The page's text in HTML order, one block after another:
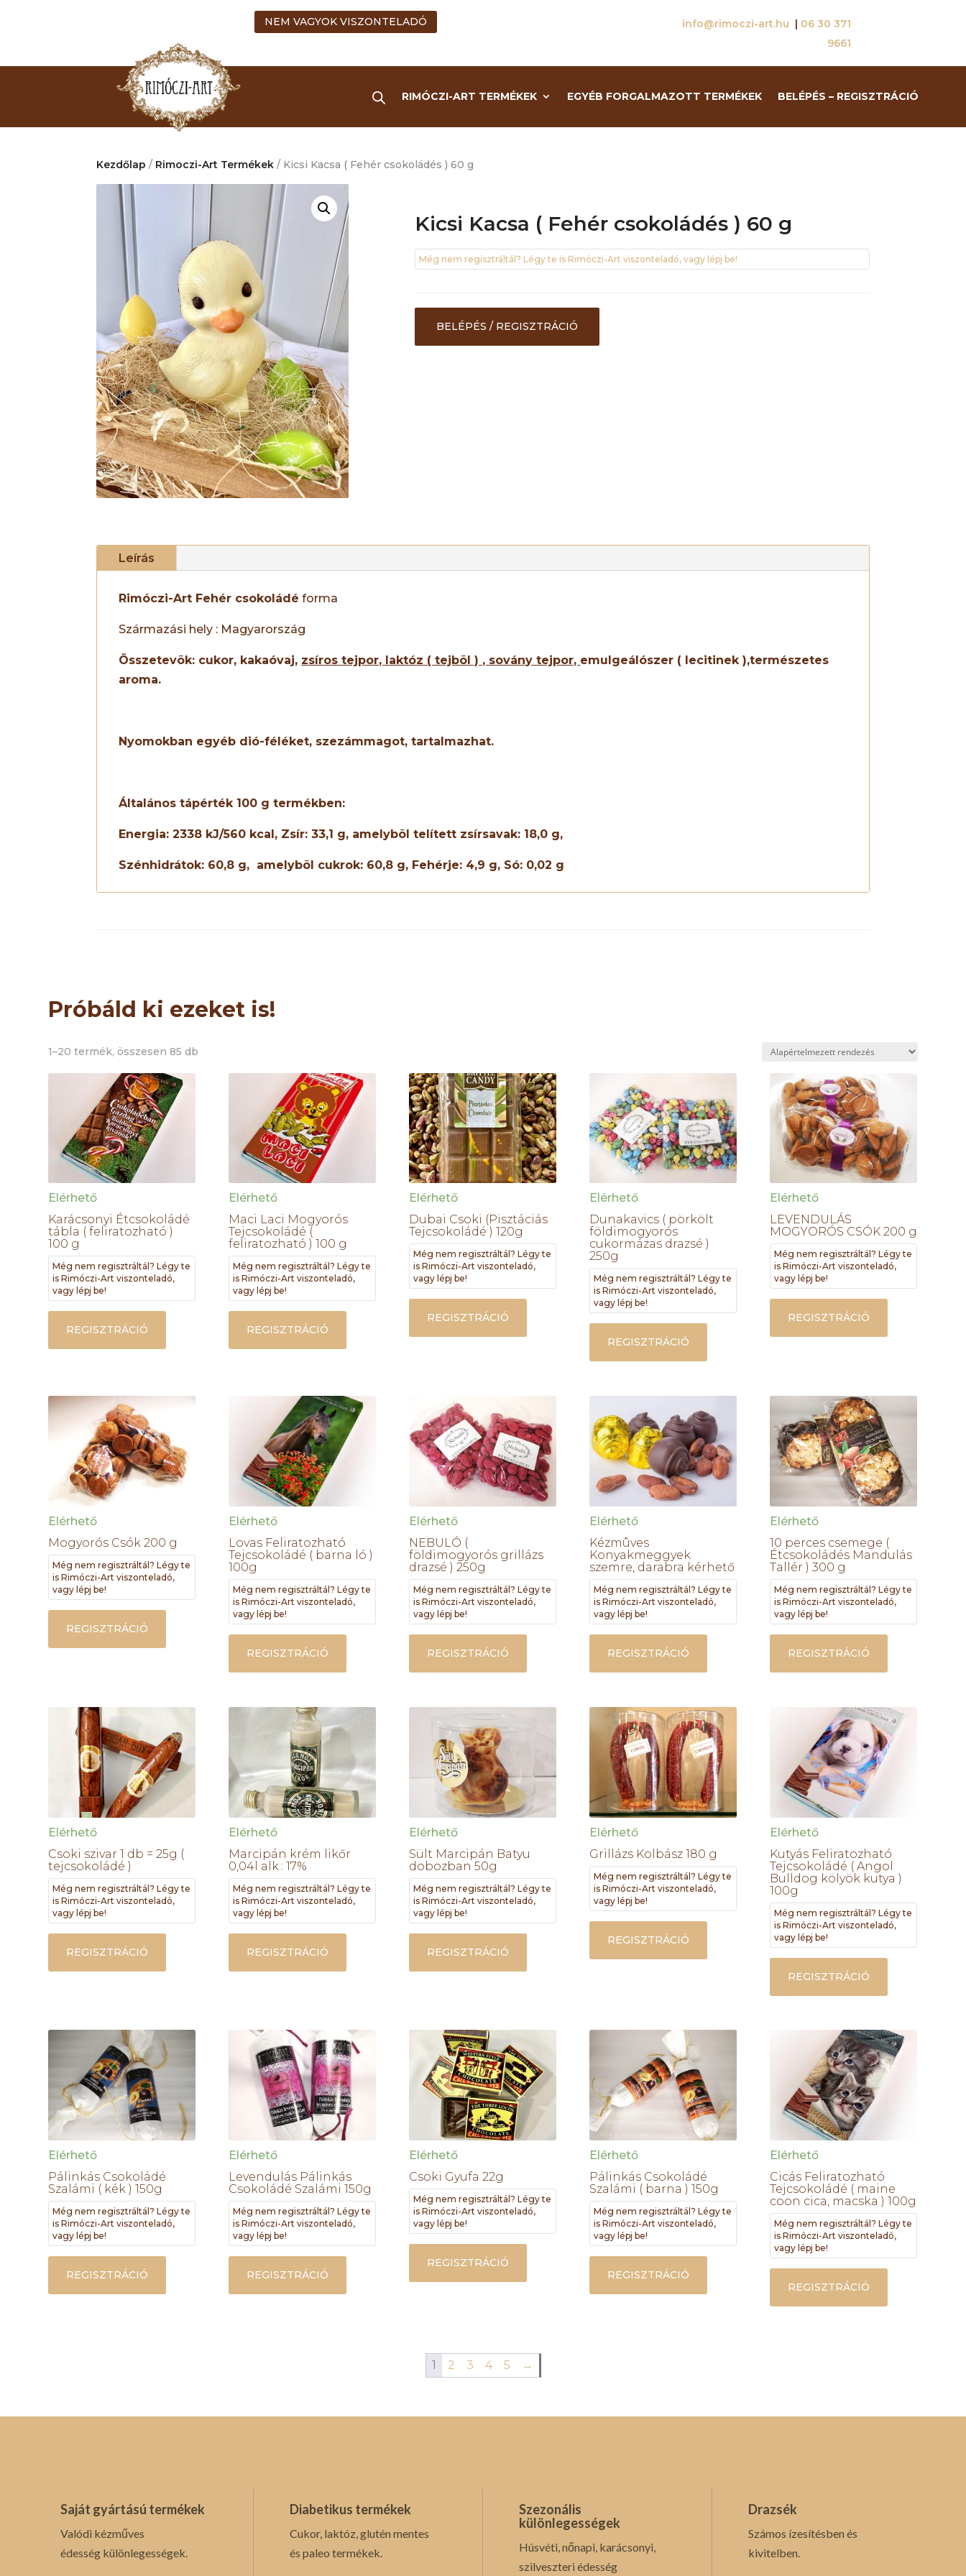
NEM VAGYOK VISZONTELADÓ info@rimoczi-art.hu | 06 30 371
9661
RIMÓCZI-ART TERMÉKEK EGYÉB FORGALMAZOTT TERMÉKEK BELÉPÉS – REGISZTRÁCIÓ
Kezdőlap / Rimoczi-Art Termékek / Kicsi Kacsa ( Fehér csokoládés ) 60 g
Kicsi Kacsa ( Fehér csokoládés ) 60 g
Még nem regisztráltál? Légy te is Rimóczi-Art viszonteladó, vagy lépj be!
BELÉPÉS / REGISZTRÁCIÓ
Leírás
Rimóczi-Art Fehér csokoládé forma
Származási hely : Magyarország
Összetevõk: cukor, kakaóvaj, zsíros tejpor, laktóz ( tejbõl ) , sovány tejpor, emulgeálószer ( lecitinek ),természetes
aroma.
Nyomokban egyéb dió-féléket, szezámmagot,tartalmazhat.
Általános tápérték 100 g termékben:
Energia: 2338 kJ/560 kcal, Zsír:33,1 g, amelybõl telített zsírsavak: 18,0 g,
Szénhidrátok: 60,8 g, amelybõl cukrok: 60,8 g, Fehérje: 4,9 g, Só: 0,02 g
Próbáld ki ezeket is!
1–20 termék, összesen 85 db
Elérhető
Karácsonyi Étcsokoládé
tábla ( feliratozható )
100 g
Még nem regisztráltál? Légy te
is Rimóczi-Art viszonteladó,
vagy lépj be!
REGISZTRÁCIÓ
Elérhető
Maci Laci Mogyorós
Tejcsokoládé (
feliratozható ) 100 g
Még nem regisztráltál? Légy te
is Rimóczi-Art viszonteladó,
vagy lépj be!
REGISZTRÁCIÓ
Elérhető
Dubai Csoki (Pisztáciás
Tejcsokoládé ) 120g
Még nem regisztráltál? Légy te
is Rimóczi-Art viszonteladó,
vagy lépj be!
REGISZTRÁCIÓ
Elérhető
Dunakavics ( pörkölt
földimogyorós
cukormázas drazsé )
250g
Még nem regisztráltál? Légy te
is Rimóczi-Art viszonteladó,
vagy lépj be!
REGISZTRÁCIÓ
Elérhető
LEVENDULÁS
MOGYORÓS CSÓK 200 g
Még nem regisztráltál? Légy te
is Rimóczi-Art viszonteladó,
vagy lépj be!
REGISZTRÁCIÓ
Elérhető
Mogyorós Csók 200 g
Még nem regisztráltál? Légy te
is Rimóczi-Art viszonteladó,
vagy lépj be!
REGISZTRÁCIÓ
Elérhető
Lovas Feliratozható
Tejcsokoládé ( barna ló )
100g
Még nem regisztráltál? Légy te
is Rimóczi-Art viszonteladó,
vagy lépj be!
REGISZTRÁCIÓ
Elérhető
NEBULÓ (
földimogyorós grillázs
drazsé ) 250g
Még nem regisztráltál? Légy te
is Rimóczi-Art viszonteladó,
vagy lépj be!
REGISZTRÁCIÓ
Elérhető
Kézmûves
Konyakmeggyek
szemre, darabra kérhető
Még nem regisztráltál? Légy te
is Rimóczi-Art viszonteladó,
vagy lépj be!
REGISZTRÁCIÓ
Elérhető
10 perces csemege (
Étcsokoládés Mandulás
Tallér ) 300 g
Még nem regisztráltál? Légy te
is Rimóczi-Art viszonteladó,
vagy lépj be!
REGISZTRÁCIÓ
Elérhető
Csoki szivar 1 db = 25g (
tejcsokoládé )
Még nem regisztráltál? Légy te
is Rimóczi-Art viszonteladó,
vagy lépj be!
REGISZTRÁCIÓ
Elérhető
Marcipán krém likőr
0,04l alk.: 17%
Még nem regisztráltál? Légy te
is Rimóczi-Art viszonteladó,
vagy lépj be!
REGISZTRÁCIÓ
Elérhető
Sült Marcipán Batyu
dobozban 50g
Még nem regisztráltál? Légy te
is Rimóczi-Art viszonteladó,
vagy lépj be!
REGISZTRÁCIÓ
Elérhető
Grillázs Kolbász 180 g
Még nem regisztráltál? Légy te
is Rimóczi-Art viszonteladó,
vagy lépj be!
REGISZTRÁCIÓ
Elérhető
Kutyás Feliratozható
Tejcsokoládé ( Angol
Bulldog kölyök kutya )
100g
Még nem regisztráltál? Légy te
is Rimóczi-Art viszonteladó,
vagy lépj be!
REGISZTRÁCIÓ
Elérhető
Pálinkás Csokoládé
Szalámi ( kék ) 150g
Még nem regisztráltál? Légy te
is Rimóczi-Art viszonteladó,
vagy lépj be!
REGISZTRÁCIÓ
Elérhető
Levendulás Pálinkás
Csokoládé Szalámi 150g
Még nem regisztráltál? Légy te
is Rimóczi-Art viszonteladó,
vagy lépj be!
REGISZTRÁCIÓ
Elérhető
Csoki Gyufa 22g
Még nem regisztráltál? Légy te
is Rimóczi-Art viszonteladó,
vagy lépj be!
REGISZTRÁCIÓ
Elérhető
Pálinkás Csokoládé
Szalámi ( barna ) 150g
Még nem regisztráltál? Légy te
is Rimóczi-Art viszonteladó,
vagy lépj be!
REGISZTRÁCIÓ
Elérhető
Cicás Feliratozható
Tejcsokoládé ( maine
coon cica, macska ) 100g
Még nem regisztráltál? Légy te
is Rimóczi-Art viszonteladó,
vagy lépj be!
REGISZTRÁCIÓ
1 2 3 4 5 →
Saját gyártású termékek
Valódi kézműves
édesség különlegességek.
Diabetikus termékek
Cukor, laktóz, glutén mentes
és paleo termékek.
Szezonális
különlegességek
Húsvéti, nőnapi, karácsonyi,
szilveszteri édesség
Drazsék
Számos ízesítésben és
kivitelben.